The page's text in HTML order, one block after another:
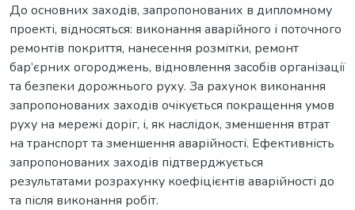
До основних заходів, запропонованих в дипломному
проекті, відносяться: виконання аварійного і поточного
ремонтів покриття, нанесення розмітки, ремонт
бар’єрних огороджень, відновлення засобів організації
та безпеки дорожнього руху. За рахунок виконання
запропонованих заходів очікується покращення умов
руху на мережі доріг, і, як наслідок, зменшення втрат
на транспорт та зменшення аварійності. Ефективність
запропонованих заходів підтверджується
результатами розрахунку коефіцієнтів аварійності до
та після виконання робіт.